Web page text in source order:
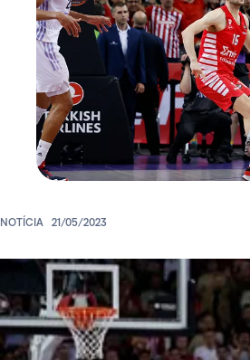
NOTÍCIA 21/05/2023